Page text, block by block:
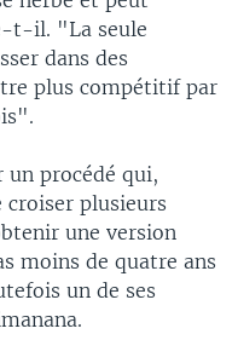
t-il. "La seule
dans des
plus compétitif par
procédé qui,
plusieurs
une version
moins de quatre ans
un de ses